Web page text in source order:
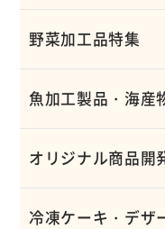
野菜加工品特集
魚加工製品・海産
オリジナル商品開
冷凍ケーキ・デザ